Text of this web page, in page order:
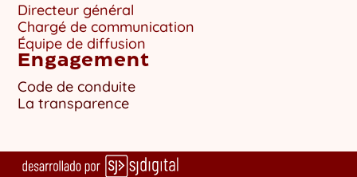
Directeur général
Chargé de communication
Équipe de diffusion
Engagement
Code de conduite
La transparence